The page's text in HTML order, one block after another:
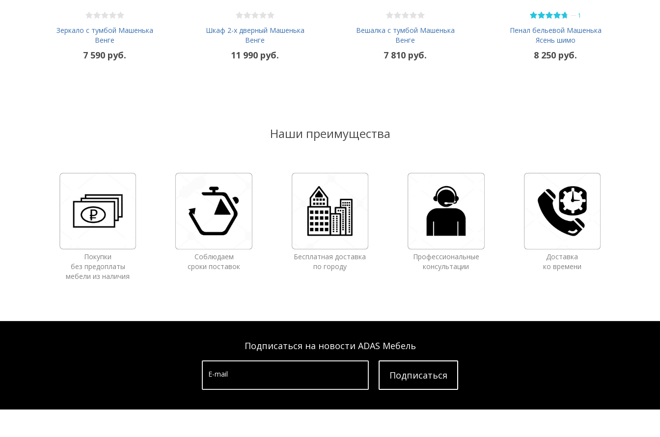
Зеркало с тумбой Машенька
Венге
7 590 руб.
Шкаф 2-х дверный Машенька
Венге
11 990 руб.
Вешалка с тумбой Машенька
Венге
7 810 руб.
— 1
Пенал бельевой Машенька
Ясень шимо
8 250 руб.
Наши преимущества
Покупки
без предоплаты
мебели из наличия
Соблюдаем
сроки поставок
Бесплатная доставка
по городу
Профессиональные
консультации
Доставка
ко времени
Подписаться на новости ADAS Мебель
E-mail Подписатьcя